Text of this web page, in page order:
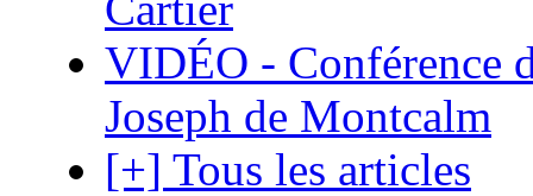
VIDÉO - Conférence
Joseph de Montcalm
[+] Tous les articles